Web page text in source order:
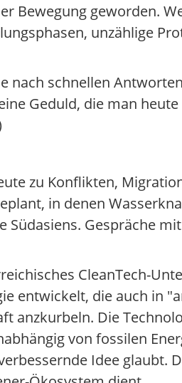
Bewegung geworden.
unzählige
nach schnellen
Geduld, die man
zu Konflikten,
in denen
Gespräche
CleanTech-
entwickelt, die auch in
anzkurbeln. Die
von fossilen
Idee glaubt.